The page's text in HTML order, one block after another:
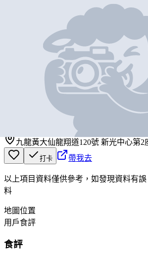
泉成茶餐廳
九龍黃大仙龍翔道120號 新光中心第2
打卡 帶我去
以上項目資料僅供參考，如發現資料有誤
料
地圖位置
用戶食評
食評